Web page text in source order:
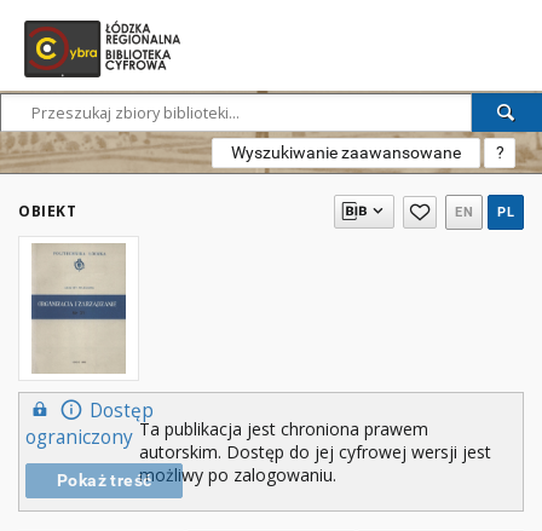
Wyszukiwanie zaawansowane ?
OBIEKT EN PL
Dostęp
ograniczony
Pokaż treść
Ta publikacja jest chroniona prawem
autorskim. Dostęp do jej cyfrowej wersji jest
możliwy po zalogowaniu.